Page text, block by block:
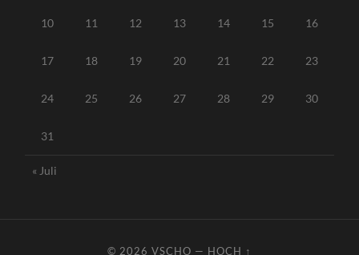
10 11 12 13 14 15 16
17 18 19 20 21 22 23
24 25 26 27 28 29 30
31
« Juli
© 2026 VSCHO — HOCH ↑